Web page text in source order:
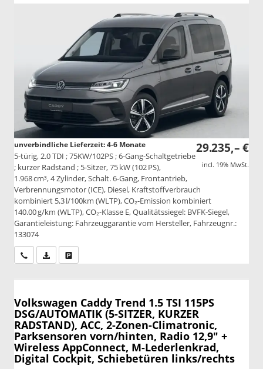
29.235,– €
incl. 19% MwSt.
unverbindliche Lieferzeit: 4-6 Monate
5-türig, 2.0 TDI ; 75KW/102PS ; 6-Gang-Schaltgetriebe
; kurzer Radstand ; 5-Sitzer, 75 kW (102 PS),
1.968 cm³, 4 Zylinder, Schalt. 6-Gang, Frontantrieb,
Verbrennungsmotor (ICE), Diesel, Kraftstoffverbrauch
kombiniert 5,3 l/100km (WLTP), CO₂-Emission kombiniert
140.00 g/km (WLTP), CO₂-Klasse E, Qualitätssiegel: BVFK-Siegel,
Garantieleistung: Fahrzeuggarantie vom Hersteller, Fahrzeugnr.:
133074
Wir rufen Sie anPDF-Datei, Fahrzeugexposé drucken
Volkswagen Caddy Trend 1.5 TSI 115PS
DSG/AUTOMATIK (5-SITZER, KURZER
RADSTAND), ACC, 2-Zonen-Climatronic,
Parksensoren vorn/hinten, Radio 12,9" +
Wireless AppConnect, M-Lederlenkrad,
Digital Cockpit, Schiebetüren links/rechts